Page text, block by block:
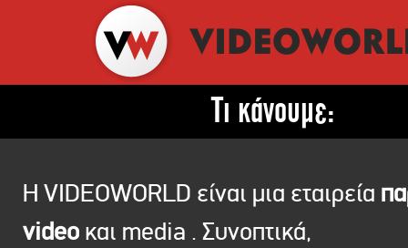
Τι κάνουμε:
Η VIDEOWORLD είναι μια εταιρεία
video και media . Συνοπτικά,